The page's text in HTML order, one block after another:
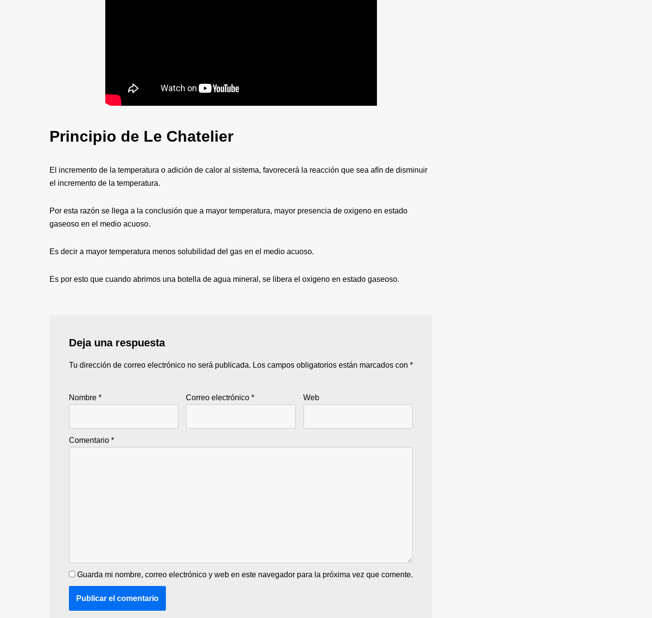
Principio de Le Chatelier
El incremento de la temperatura o adición de calor al sistema, favorecerá la reacción que sea afín de disminuir
el incremento de la temperatura.
Por esta razón se llega a la conclusión que a mayor temperatura, mayor presencia de oxigeno en estado
gaseoso en el medio acuoso.
Es decir a mayor temperatura menos solubilidad del gas en el medio acuoso.
Es por esto que cuando abrimos una botella de agua mineral, se libera el oxigeno en estado gaseoso.
Deja una respuesta
Tu dirección de correo electrónico no será publicada. Los campos obligatorios están marcados con *
Nombre * Correo electrónico* Web
Comentario *
Guarda mi nombre, correo electrónico y web en este navegador para la próxima vez que comente.